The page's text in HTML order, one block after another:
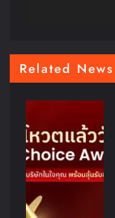
Related News